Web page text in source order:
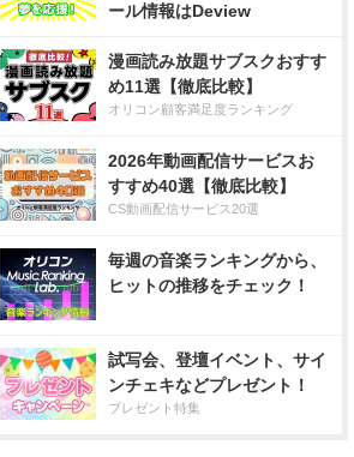
ール情報はDeview
漫画読み放題サブスクおすす
め11選【徹底比較】
オリコン顧客満足度ランキング
2026年動画配信サービスお
すすめ40選【徹底比較】
CS動画配信サービス20選
毎週の音楽ランキングから、
ヒットの推移をチェック！
試写会、登壇イベント、サイ
ンチェキなどプレゼント！
プレゼント特集